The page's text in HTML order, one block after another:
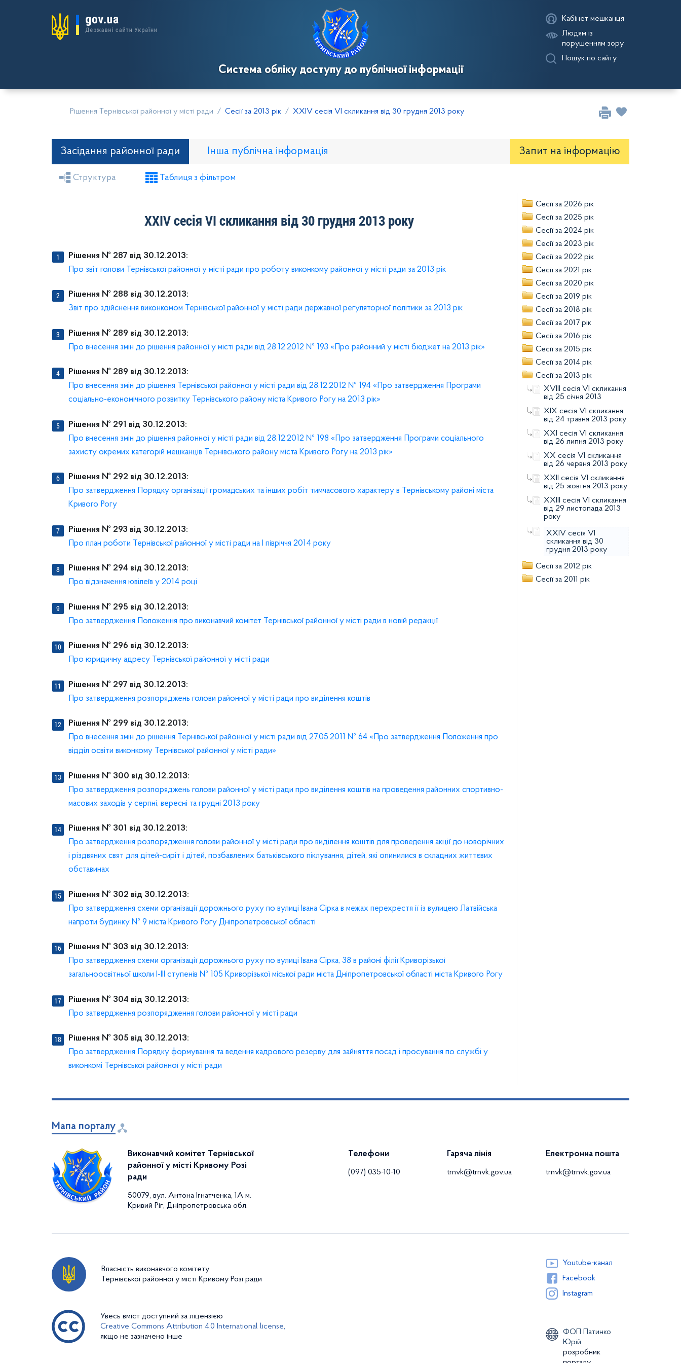
Система обліку доступу до публічної інформації
Кабінет мешканця
Людям із
порушенням зору
Пошук по сайту
Рішення Тернівської районної у місті ради Сесії за 2013 рік ХХІV сесія VІ скликання від 30 грудня 2013 року
Засідання районної ради Інша публічна інформація Запит на iнформацію
Засідання районної ради Рішення виконкому
Структура Таблиця з фільтром
ХХІV сесія VІ скликання від 30 грудня 2013 року
Рішення № 287 від 30.12.2013:
Про звіт голови Тернівської районної у місті ради про роботу виконкому районної у місті ради за 2013 рік
Рішення № 288 від 30.12.2013:
Звіт про здійснення виконкомом Тернівської районної у місті ради державної регуляторної політики за 2013 рік
Рішення № 289 від 30.12.2013:
Про внесення змін до рішення районної у місті ради від 28.12.2012 № 193 «Про районний у місті бюджет на 2013 рік»
Рішення № 289 від 30.12.2013:
Про внесення змін до рішення Тернівської районної у місті ради від 28.12.2012 № 194 «Про затвердження Програми
соціально-економічного розвитку Тернівського району міста Кривого Рогу на 2013 рік»
Рішення № 291 від 30.12.2013:
Про внесення змін до рішення районної у місті ради від 28.12.2012 № 198 «Про затвердження Програми соціального
захисту окремих категорій мешканців Тернівського району міста Кривого Рогу на 2013 рік»
Рішення № 292 від 30.12.2013:
Про затвердження Порядку організації громадських та інших робіт тимчасового характеру в Тернівському районі міста
Кривого Рогу
Рішення № 293 від 30.12.2013:
Про план роботи Тернівської районної у місті ради на І півріччя 2014 року
Рішення № 294 від 30.12.2013:
Про відзначення ювілеїв у 2014 році
Рішення № 295 від 30.12.2013:
Про затвердження Положення про виконавчий комітет Тернівської районної у місті ради в новій редакції
Рішення № 296 від 30.12.2013:
Про юридичну адресу Тернівської районної у місті ради
Рішення № 297 від 30.12.2013:
Про затвердження розпоряджень голови районної у місті ради про виділення коштів
Рішення № 299 від 30.12.2013:
Про внесення змін до рішення Тернівської районної у місті ради від 27.05.2011 № 64 «Про затвердження Положення про
відділ освіти виконкому Тернівської районної у місті ради»
Рішення № 300 від 30.12.2013:
Про затвердження розпоряджень голови районної у місті ради про виділення коштів на проведення районних спортивно-
масових заходів у серпні, вересні та грудні 2013 року
Рішення № 301 від 30.12.2013:
Про затвердження розпорядження голови районної у місті ради про виділення коштів для проведення акції до новорічних
і різдвяних свят для дітей-сиріт і дітей, позбавлених батьківського піклування, дітей, які опинилися в складних життєвих
обставинах
Рішення № 302 від 30.12.2013:
Про затвердження схеми організації дорожнього руху по вулиці Івана Сірка в межах перехрестя її із вулицею Латвійська
напроти будинку № 9 міста Кривого Рогу Дніпропетровської області
Рішення № 303 від 30.12.2013:
Про затвердження схеми організації дорожнього руху по вулиці Івана Сірка, 38 в районі філії Криворізької
загальноосвітньої школи І-ІІІ ступенів № 105 Криворізької міської ради міста Дніпропетровської області міста Кривого Рогу
Рішення № 304 від 30.12.2013:
Про затвердження розпорядження голови районної у місті ради
Рішення № 305 від 30.12.2013:
Про затвердження Порядку формування та ведення кадрового резерву для зайняття посад і просування по службі у
виконкомі Тернівської районної у місті ради
Сесії за 2026 рік
Сесії за 2025 рік
Сесії за 2024 рік
Сесії за 2023 рік
Сесії за 2022 рік
Сесії за 2021 рік
Сесії за 2020 рік
Сесії за 2019 рік
Сесії за 2018 рік
Сесії за 2017 рік
Сесії за 2016 рік
Сесії за 2015 рік
Сесії за 2014 рік
Сесії за 2013 рік
ХVІІІ сесія VІ скликання
від 25 січня 2013
ХІХ сесія VІ скликання
від 24 травня 2013 року
ХХІ сесія VІ скликання
від 26 липня 2013 року
ХХ сесія VІ скликання
від 26 червня 2013 року
ХХІІ сесія VІ скликання
від 25 жовтня 2013 року
ХХІІІ сесія VІ скликання
від 29 листопада 2013
року
ХХІV сесія VІ
скликання від 30
грудня 2013 року
Сесії за 2012 рік
Сесії за 2011 рік
Мапа порталу
Виконавчий комітет Тернівської
районної у місті Кривому Розі
ради
50079, вул. Антона Ігнатченка, 1А м.
Кривий Ріг, Дніпропетровська обл.
Телефони
(097) 035-10-10
Гаряча лінія
trnvk@trnvk.gov.ua
Електронна пошта
trnvk@trnvk.gov.ua
Власність виконавчого комітету
Тернівської районної у місті Кривому Розі ради
Увесь вміст доступний за ліцензією
Creative Commons Attribution 4.0 International license,
якщо не зазначено інше
Youtube-канал
Facebook
Instagram
ФОП Патинко
Юрій
розробник